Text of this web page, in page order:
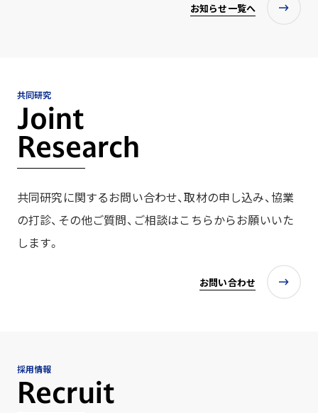
お知らせ一覧へ
共同研究
Joint
Research
共同研究に関するお問い合わせ、取材の申し込み、協業
の打診、その他ご質問、ご相談はこちらからお願いいた
します。
お問い合わせ
採用情報
Recruit